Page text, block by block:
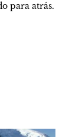
para atrás.